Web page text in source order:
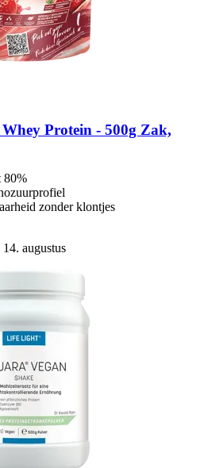
Protein -​ 500g Zak,
80%
zonder klontjes
augustus